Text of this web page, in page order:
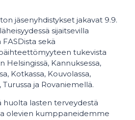
jäsenyhdistykset jakavat 9.9.
sijaitsevilla
sekä
tukevista
Helsingissä, Kannuksessa,
Kotkassa, Kouvolassa,
Turussa ja Rovaniemellä.
huolta lasten terveydestä
olevien kumppaneidemme